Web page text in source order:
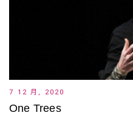
7 12 月, 2020
One Trees